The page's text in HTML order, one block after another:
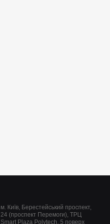
м. Київ, Берестейський проспект,
24 (проспект Перемоги), ТРЦ
Smart Plaza Polytech, 5 поверх